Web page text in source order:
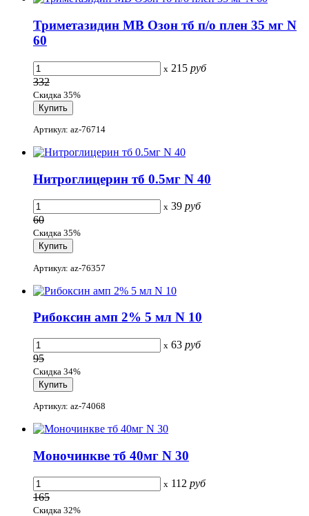
Триметазидин МВ Озон тб п/о плен 35 мг N
60
x 215 руб
332
Скидка 35%
Артикул: az-76714
Нитроглицерин тб 0.5мг N 40
x 39 руб
60
Скидка 35%
Артикул: az-76357
Рибоксин амп 2% 5 мл N 10
x 63 руб
95
Скидка 34%
Артикул: az-74068
Моночинкве тб 40мг N 30
x 112 руб
165
Скидка 32%